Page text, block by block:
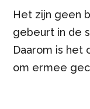
Het zijn geen
gebeurt in de
Daarom is het
om ermee